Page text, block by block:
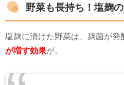
野菜も長持ち！塩麹
塩麹に漬けた野菜は、麹菌が発
が増す効果が。